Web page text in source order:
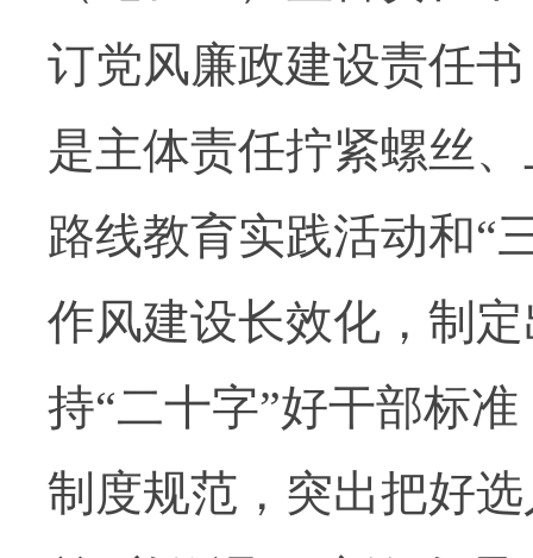
订党风廉政建设责任
是主体责任拧紧螺丝
路线教育实践活动和“
作风建设长效化，制
持“二十字”好干部标
制度规范，突出把好